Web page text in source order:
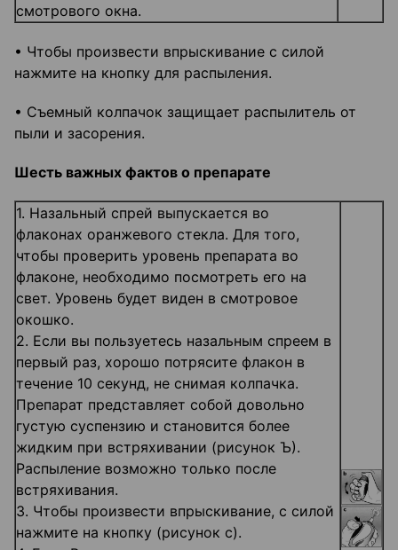
смотрового окна.
• Чтобы произвести впрыскивание с силой
нажмите на кнопку для распыления.
• Съемный колпачок защищает распылитель от
пыли и засорения.
Шесть важных фактов о препарате
1. Назальный спрей выпускается во
флаконах оранжевого стекла. Для того,
чтобы проверить уровень препарата во
флаконе, необходимо посмотреть его на
свет. Уровень будет виден в смотровое
окошко.
2. Если вы пользуетесь назальным спреем в
первый раз, хорошо потрясите флакон в
течение 10 секунд, не снимая колпачка.
Препарат представляет собой довольно
густую суспензию и становится более
жидким при встряхивании (рисунок Ъ).
Распыление возможно только после
встряхивания.
3. Чтобы произвести впрыскивание, с силой
нажмите на кнопку (рисунок с).